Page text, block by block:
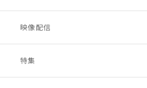
映像配信
特集